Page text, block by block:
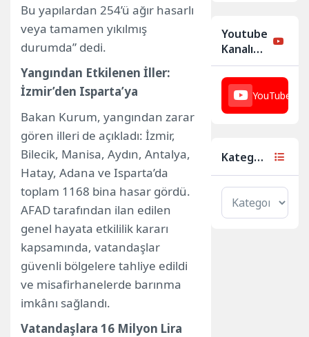
Bu yapılardan 254’ü ağır hasarlı
veya tamamen yıkılmış
durumda” dedi.
Yangından Etkilenen İller:
İzmir’den Isparta’ya
Bakan Kurum, yangından zarar
gören illeri de açıkladı: İzmir,
Bilecik, Manisa, Aydın, Antalya,
Hatay, Adana ve Isparta’da
toplam 1168 bina hasar gördü.
AFAD tarafından ilan edilen
genel hayata etkililik kararı
kapsamında, vatandaşlar
güvenli bölgelere tahliye edildi
ve misafirhanelerde barınma
imkânı sağlandı.
Vatandaşlara 16 Milyon Lira
Youtube
Kanalımız
YouTube
Kategoriler